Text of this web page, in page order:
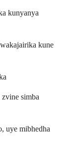
kunyanya
kune
simba
uye mibhedha